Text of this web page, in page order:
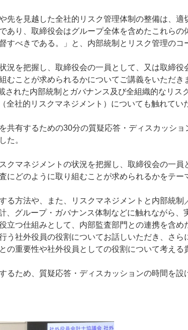
を見越した全社的リスク管理体制の整備は、適
あり、取締役会はグループ全体を含めたこれらの
すべきである。」と、内部統制とリスク管理のコ
を把握し、取締役会の一員として、又は取締役
ことが求められるかについてご講義をいただき
れた内部統制とガバナンス及び全組織的なリス
社的リスクマネジメント）についても触れてい
有するための30分の質疑応答・ディスカッショ
た。
マネジメントの状況を把握し、取締役会の一員
にどのように取り組むことが求められるかをテー
方法や、また、リスクマネジメントと内部統制
、グループ・ガバナンス体制などに触れながら、
立つ仕組みとして、内部監査部門との連携を含め
う社外役員の役割についてお話しいただき、さら
の重要性や社外役員としての役割について考える
ため、質疑応答・ディスカッションの時間を設